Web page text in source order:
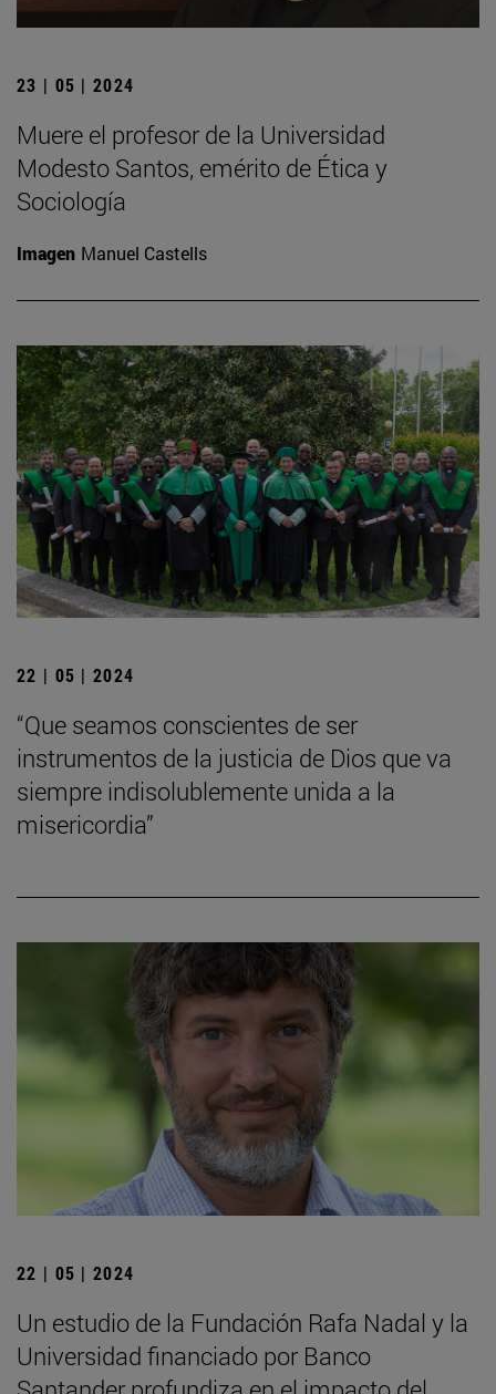
23 | 05 | 2024
Muere el profesor de la Universidad
Modesto Santos, emérito de Ética y
Sociología
Imagen Manuel Castells
22 | 05 | 2024
“Que seamos conscientes de ser
instrumentos de la justicia de Dios que va
siempre indisolublemente unida a la
misericordia”
22 | 05 | 2024
Un estudio de la Fundación Rafa Nadal y la
Universidad financiado por Banco